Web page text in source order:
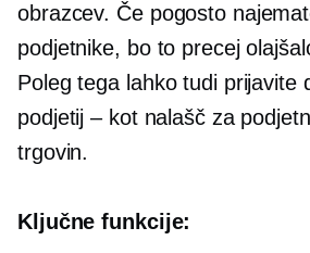
obrazcev. Če pogosto
podjetnike, bo to precej
Poleg tega lahko tudi prijavite
podjetij – kot nalašč za
trgovin.
Ključne funkcije: